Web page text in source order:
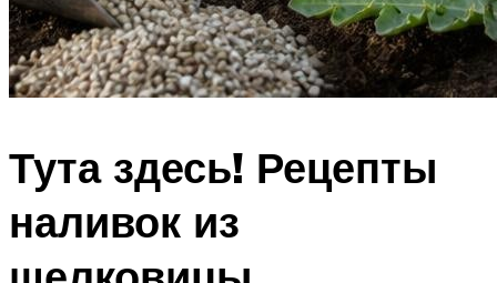
Тута здесь! Рецепты
наливок из